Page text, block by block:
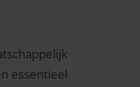
essentieel